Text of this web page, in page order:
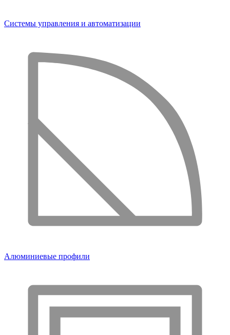
Системы управления и автоматизации
Алюминиевые профили